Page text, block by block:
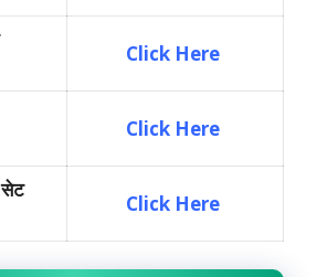
Click Here
Click Here
सेट
Click Here